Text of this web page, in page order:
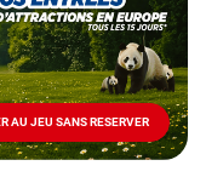
AU JEU SANS RESERVER
PARTICIPER
AU
JEU